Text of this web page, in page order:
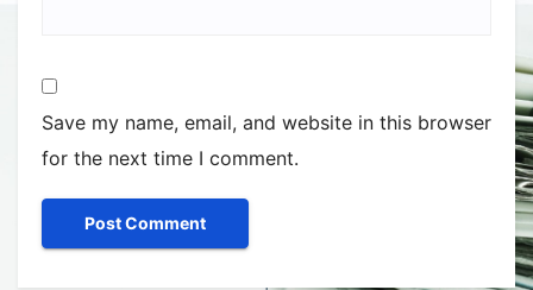
Save my name, email, and website in this browser
for the next time I comment.